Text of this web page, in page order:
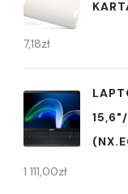
7,18zł
1 111,00zł